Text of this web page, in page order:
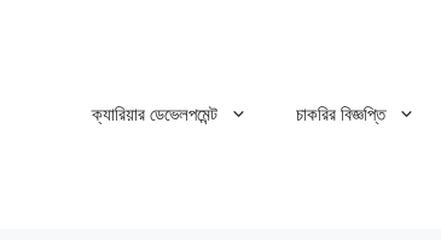
ক্যারিয়ার ডেভেলপমেন্ট চাকরির বিজ্ঞপ্তি